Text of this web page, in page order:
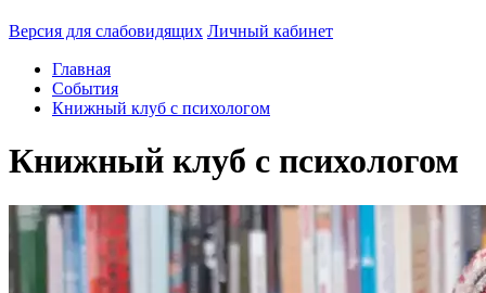
Версия для слабовидящих Личный кабинет
Главная
События
Книжный клуб с психологом
Книжный клуб с психологом